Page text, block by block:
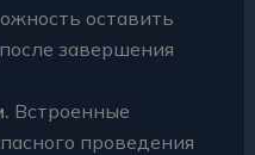
оставить
завершения
Встроенные
проведения